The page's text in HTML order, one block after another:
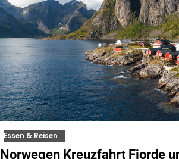
Essen & Reisen
Norwegen Kreuzfahrt Fjorde